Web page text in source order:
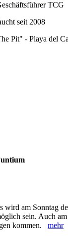
TCG
seit 2008
Pit" - Playa del
wird am Sonntag
sein. Auch
kommen. mehr